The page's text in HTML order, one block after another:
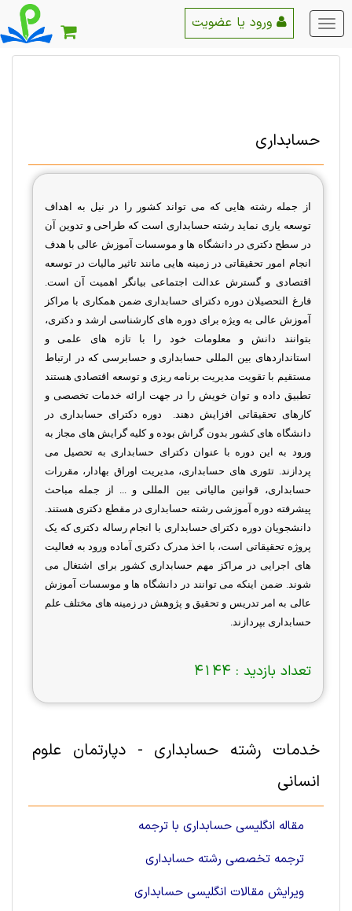
منو
اصلی
حسابداری
از جمله رشته هایی که می تواند کشور را در نیل به اهداف
توسعه یاری نماید رشته حسابداری است که طراحی و تدوین آن
در سطح دکتری در دانشگاه ها و موسسات آموزش عالی با هدف
انجام امور تحقیقاتی در زمینه هایی مانند تاثیر مالیات در توسعه
اقتصادی و گسترش عدالت اجتماعی بیانگر اهمیت آن است.
فارغ التحصیلان دوره دکترای حسابداری ضمن همکاری با مراکز
آموزش عالی به ویژه برای دوره های کارشناسی ارشد و دکتری،
بتوانند دانش و معلومات خود را با تازه های علمی و
استانداردهای بین المللی حسابداری و حسابرسی که در ارتباط
مستقیم با تقویت مدیریت برنامه ریزی و توسعه اقتصادی هستند
تطبیق داده و توان خویش را در جهت ارائه خدمات تخصصی و
کارهای تحقیقاتی افزایش دهند. دوره دکترای حسابداری در
دانشگاه های کشور بدون گراش بوده و کلیه گرایش های مجاز به
ورود به این دوره با عنوان دکترای حسابداری به تحصیل می
پردازند. تئوری های حسابداری، مدیریت اوراق بهادار، مقررات
حسابداری، قوانین مالیاتی بین المللی و ... از جمله مباحث
پیشرفته دوره آموزشی رشته حسابداری در مقطع دکتری هستند.
دانشجویان دوره دکترای حسابداری با انجام رساله دکتری که یک
پروژه تحقیقاتی است، با اخذ مدرک دکتری آماده ورود به فعالیت
های اجرایی در مراکز مهم حسابداری کشور برای اشتغال می
شوند. ضمن اینکه می توانند در دانشگاه ها و موسسات آموزش
عالی به امر تدریس و تحقیق و پژوهش در زمینه های مختلف علم
حسابداری بپردازند.
تعداد بازدید : 4144
خدمات رشته حسابداری - دپارتمان علوم
انسانی
مقاله انگلیسی حسابداری با ترجمه
ترجمه تخصصی رشته حسابداری
ویرایش مقالات انگلیسی حسابداری